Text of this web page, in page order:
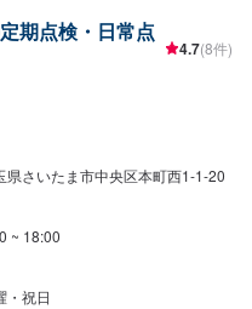
期点検・日常点
4.7(8件)
県さいたま市中央区本町西1-1-20
~ 18:00
・祝日